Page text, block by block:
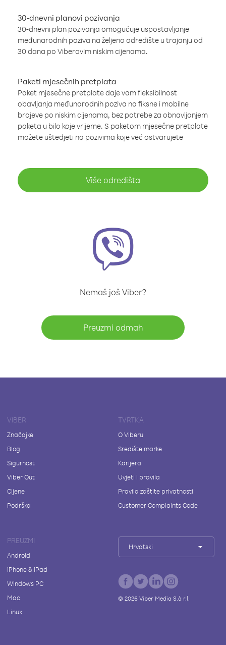
30-dnevni planovi pozivanja
30-dnevni plan pozivanja omogućuje uspostavljanje
međunarodnih poziva na željeno odredište u trajanju od
30 dana po Viberovim niskim cijenama.
Paketi mjesečnih pretplata
Paket mjesečne pretplate daje vam fleksibilnost
obavljanja međunarodnih poziva na fiksne i mobilne
brojeve po niskim cijenama, bez potrebe za obnavljanjem
paketa u bilo koje vrijeme. S paketom mjesečne pretplate
možete uštedjeti na pozivima koje već ostvarujete
Više odredišta
Nemaš još Viber?
Preuzmi odmah
VIBER
Značajke
Blog
Sigurnost
Viber Out
Cijene
Podrška
TVRTKA
O Viberu
Središte marke
Karijera
Uvjeti i pravila
Pravila zaštite privatnosti
Customer Complaints Code
PREUZMI
Android
iPhone & iPad
Windows PC
Mac
Linux
Hrvatski
© 2026Viber Media S.à r.l.